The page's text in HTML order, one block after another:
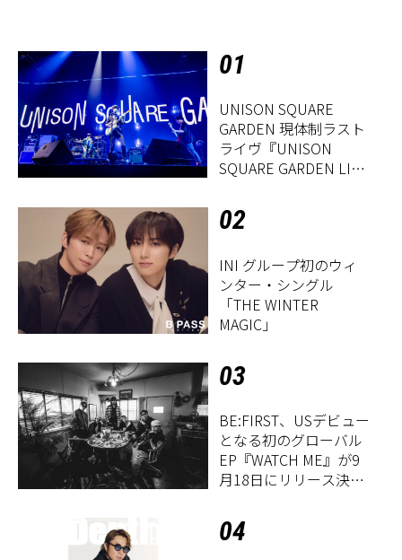
01
UNISON SQUARE
GARDEN 現体制ラスト
ライヴ『UNISON
SQUARE GARDEN LIVE
Period」』レポート
02
INI グループ初のウィ
ンター・シングル
「THE WINTER
MAGIC」
03
BE:FIRST、USデビュー
となる初のグローバル
EP『WATCH ME』が9
月18日にリリース決
04